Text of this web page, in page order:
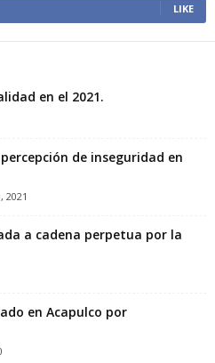
LIKE
en el 2021.
de inseguridad en
2021
a cadena perpetua por la
en Acapulco por